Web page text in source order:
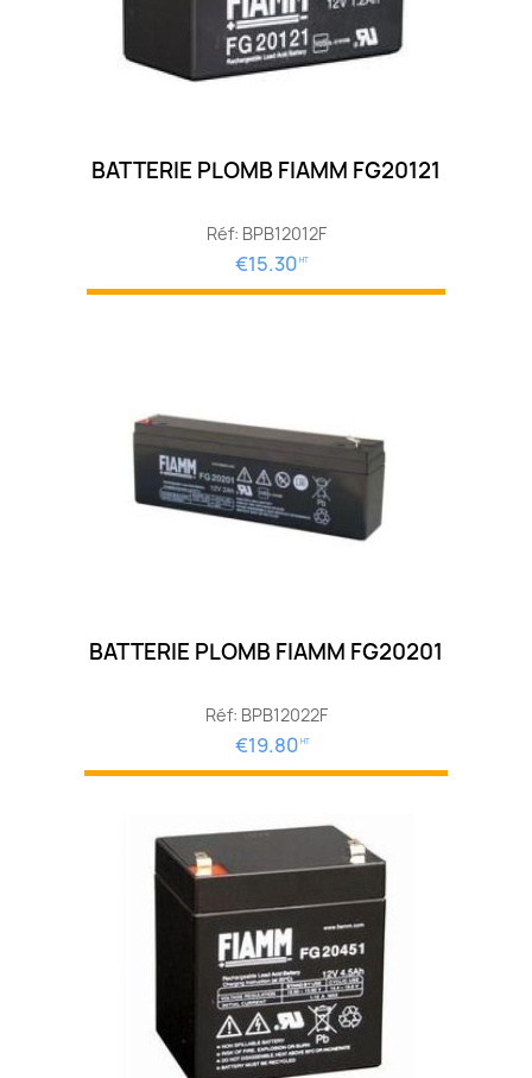
BATTERIE PLOMB FIAMM FG20121
Réf: BPB12012F
€15.30 HT
BATTERIE PLOMB FIAMM FG20201
Réf: BPB12022F
€19.80 HT